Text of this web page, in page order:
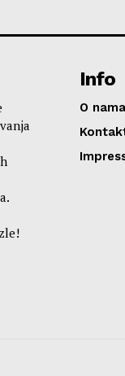
Info
O nama